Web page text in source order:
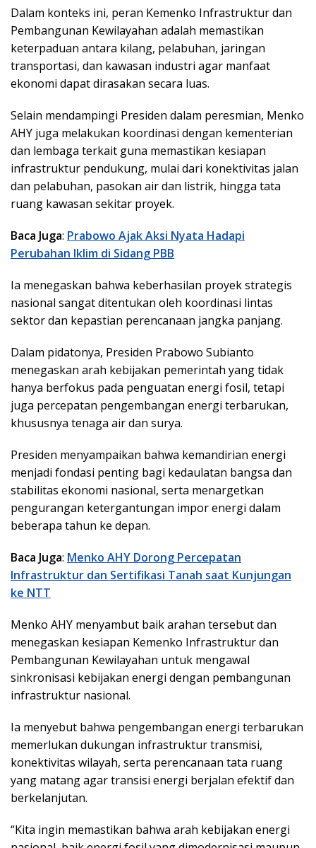
Dalam konteks ini, peran Kemenko Infrastruktur dan
Pembangunan Kewilayahan adalah memastikan
keterpaduan antara kilang, pelabuhan, jaringan
transportasi, dan kawasan industri agar manfaat
ekonomi dapat dirasakan secara luas.
Selain mendampingi Presiden dalam peresmian, Menko
AHY juga melakukan koordinasi dengan kementerian
dan lembaga terkait guna memastikan kesiapan
infrastruktur pendukung, mulai dari konektivitas jalan
dan pelabuhan, pasokan air dan listrik, hingga tata
ruang kawasan sekitar proyek.
Baca Juga: Prabowo Ajak Aksi Nyata Hadapi
Perubahan Iklim di Sidang PBB
Ia menegaskan bahwa keberhasilan proyek strategis
nasional sangat ditentukan oleh koordinasi lintas
sektor dan kepastian perencanaan jangka panjang.
Dalam pidatonya, Presiden Prabowo Subianto
menegaskan arah kebijakan pemerintah yang tidak
hanya berfokus pada penguatan energi fosil, tetapi
juga percepatan pengembangan energi terbarukan,
khususnya tenaga air dan surya.
Presiden menyampaikan bahwa kemandirian energi
menjadi fondasi penting bagi kedaulatan bangsa dan
stabilitas ekonomi nasional, serta menargetkan
pengurangan ketergantungan impor energi dalam
beberapa tahun ke depan.
Baca Juga: Menko AHY Dorong Percepatan
Infrastruktur dan Sertifikasi Tanah saat Kunjungan
ke NTT
Menko AHY menyambut baik arahan tersebut dan
menegaskan kesiapan Kemenko Infrastruktur dan
Pembangunan Kewilayahan untuk mengawal
sinkronisasi kebijakan energi dengan pembangunan
infrastruktur nasional.
Ia menyebut bahwa pengembangan energi terbarukan
memerlukan dukungan infrastruktur transmisi,
konektivitas wilayah, serta perencanaan tata ruang
yang matang agar transisi energi berjalan efektif dan
berkelanjutan.
“Kita ingin memastikan bahwa arah kebijakan energi